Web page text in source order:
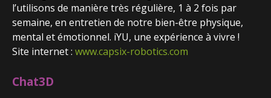
l’utilisons de manière très régulière, 1 à 2 fois par
semaine, en entretien de notre bien-être physique,
mental et émotionnel. iYU, une expérience à vivre !
Site internet : www.capsix-robotics.com
Chat3D